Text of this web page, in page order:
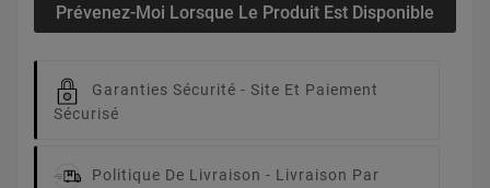
Prévenez-Moi Lorsque Le Produit Est Disponible
Garanties Sécurité - Site Et Paiement
Sécurisé
Politique De Livraison - Livraison Par